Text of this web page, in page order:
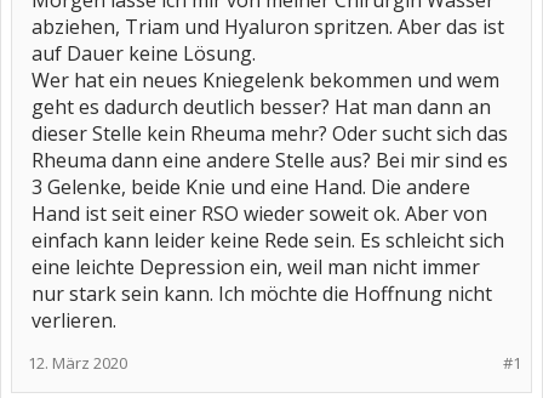
abziehen, Triam und Hyaluron spritzen. Aber das ist
auf Dauer keine Lösung.
Wer hat ein neues Kniegelenk bekommen und wem
geht es dadurch deutlich besser? Hat man dann an
dieser Stelle kein Rheuma mehr? Oder sucht sich das
Rheuma dann eine andere Stelle aus? Bei mir sind es
3 Gelenke, beide Knie und eine Hand. Die andere
Hand ist seit einer RSO wieder soweit ok. Aber von
einfach kann leider keine Rede sein. Es schleicht sich
eine leichte Depression ein, weil man nicht immer
nur stark sein kann. Ich möchte die Hoffnung nicht
verlieren.
#1
12. März 2020